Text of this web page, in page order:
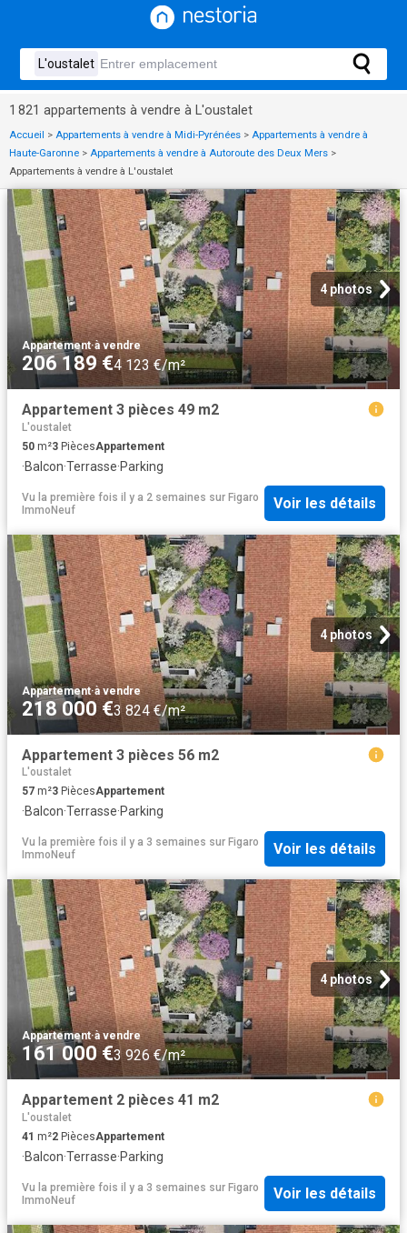
1 821 appartements à vendre à L'oustalet
Accueil > Appartements à vendre à Midi-Pyrénées > Appartements à vendre à
Haute-Garonne > Appartements à vendre à Autoroute des Deux Mers >
Appartements à vendre à L'oustalet
4 photos
Appartement·à vendre
206 189 €4 123 €/m²
Appartement 3 pièces 49 m2
L'oustalet
50 m²3 PiècesAppartement
·Balcon·Terrasse·Parking
Vu la première fois il y a 2 semaines sur Figaro
ImmoNeuf
Voir les détails
4 photos
Appartement·à vendre
218 000 €3 824 €/m²
Appartement 3 pièces 56 m2
L'oustalet
57 m²3 PiècesAppartement
·Balcon·Terrasse·Parking
Vu la première fois il y a 3 semaines sur Figaro
ImmoNeuf
Voir les détails
4 photos
Appartement·à vendre
161 000 €3 926 €/m²
Appartement 2 pièces 41 m2
L'oustalet
41 m²2 PiècesAppartement
·Balcon·Terrasse·Parking
Vu la première fois il y a 3 semaines sur Figaro
ImmoNeuf
Voir les détails